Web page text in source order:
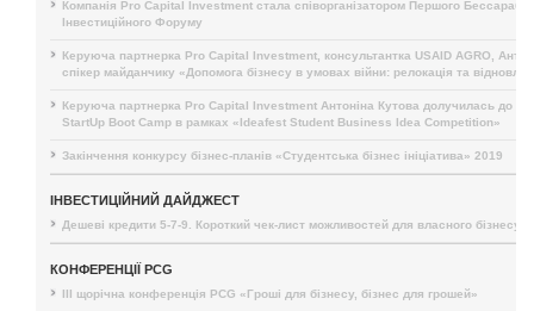
Компанія Pro Capital Investment стала співорганізатором Першого
Інвестиційного Форуму
Керуюча партнерка Pro Capital Investment, консультантка USAID AGRO,
спікер майданчику «Допомога бізнесу в умовах війни: релокація та
Керуюча партнерка Pro Capital Investment Антоніна Кутова долучилась до
StartUp Boot Camp в рамках «Ideafest Student Business Idea Competition»
Закінчення конкурсу бізнес-планів «Студентська бізнес ініціатива» 2019
ІНВЕСТИЦІЙНИЙ ДАЙДЖЕСТ
Дешеві кредити 5-7-9. Короткий чек-лист можливостей для власного бізнесу
КОНФЕРЕНЦІЇ PCG
III щорічна конференція PCG «Гроші для бізнесу, бізнес для грошей»